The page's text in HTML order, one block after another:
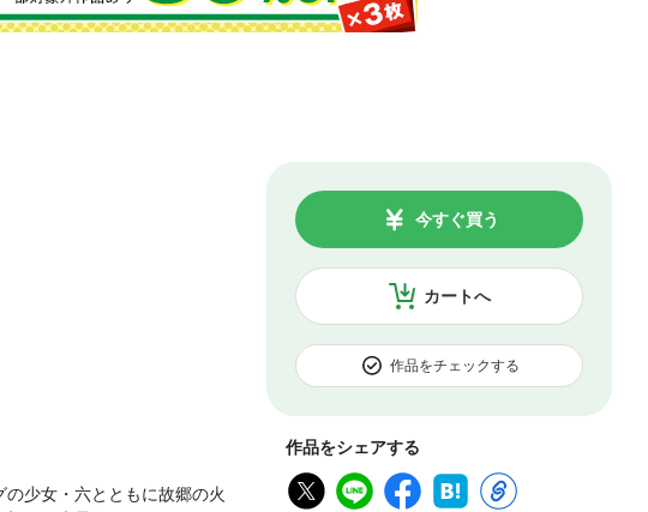
カートへ
今すぐ買う
作品をチェックする
作品をシェアする
少女・六とともに故郷の火